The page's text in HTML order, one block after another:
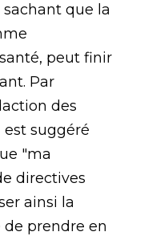
que la
peut finir
Par
des
suggéré
"ma
directives
ainsi la
prendre en